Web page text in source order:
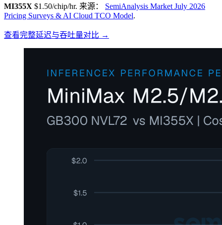
MI355X $1.50/chip/hr. 来源：
SemiAnalysis Market July 2026
Pricing Surveys & AI Cloud TCO Model.
查看完整延迟与吞吐量对比 →